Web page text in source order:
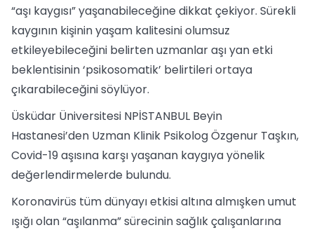
“aşı kaygısı” yaşanabileceğine dikkat çekiyor. Sürekli
kaygının kişinin yaşam kalitesini olumsuz
etkileyebileceğini belirten uzmanlar aşı yan etki
beklentisinin ‘psikosomatik’ belirtileri ortaya
çıkarabileceğini söylüyor.
Üsküdar Üniversitesi NPİSTANBUL Beyin
Hastanesi’den Uzman Klinik Psikolog Özgenur Taşkın,
Covid-19 aşısına karşı yaşanan kaygıya yönelik
değerlendirmelerde bulundu.
Koronavirüs tüm dünyayı etkisi altına almışken umut
ışığı olan “aşılanma” sürecinin sağlık çalışanlarına